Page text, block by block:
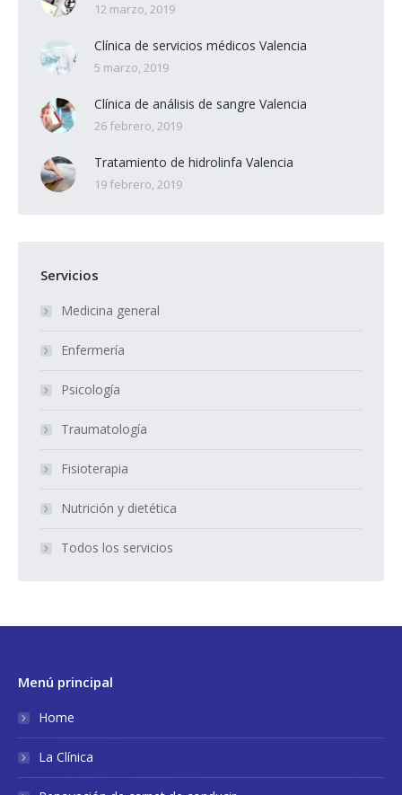
12 marzo, 2019
Clínica de servicios médicos Valencia
5 marzo, 2019
Clínica de análisis de sangre Valencia
26 febrero, 2019
Tratamiento de hidrolinfa Valencia
19 febrero, 2019
Servicios
Medicina general
Enfermería
Psicología
Traumatología
Fisioterapia
Nutrición y dietética
Todos los servicios
Menú principal
Home
La Clínica